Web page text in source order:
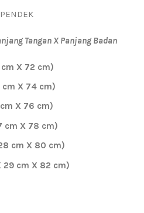
Tangan X Panjang Badan
X 72 cm)
X 74 cm)
X 76 cm)
cm X 78 cm)
cm X 80 cm)
29 cm X 82 cm)